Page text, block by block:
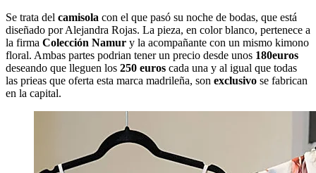
Se trata del camisola con el que pasó su noche de bodas, que está
diseñado por Alejandra Rojas. La pieza, en color blanco, pertenece a
la firma Colección Namur y la acompañante con un mismo kimono
floral. Ambas partes podrian tener un precio desde unos 180euros
deseando que lleguen los 250 euros cada una y al igual que todas
las prieas que oferta esta marca madrileña, son exclusivo se fabrican
en la capital.